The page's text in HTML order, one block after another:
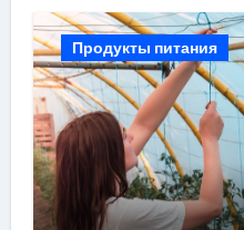
Продукты питания